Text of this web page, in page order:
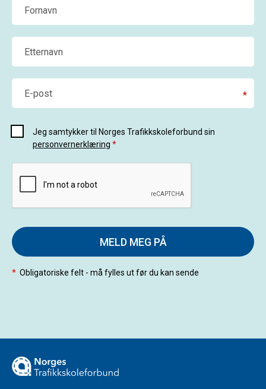
Fornavn
Etternavn
E-post *
Jeg samtykker til Norges Trafikkskoleforbund sin
personvernerklæring *
MELD MEG PÅ
* Obligatoriske felt - må fylles ut før du kan sende